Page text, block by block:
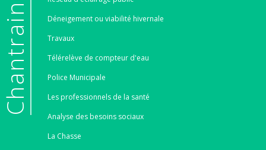
e
Déneigement ou viabilité hivernale
Travaux
Télérelève de compteur d'eau
Police Municipale
Les professionnels de la santé
Analyse des besoins sociaux
La Chasse